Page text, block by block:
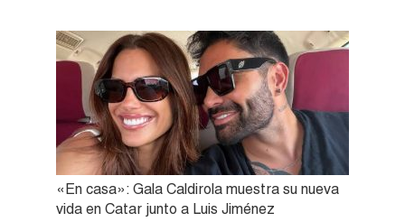
«En casa»: Gala Caldirola muestra su nueva
vida en Catar junto a Luis Jiménez